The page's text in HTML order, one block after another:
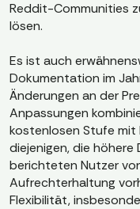
Reddit-Communities
lösen.
Es ist auch
Dokumentation im
Änderungen an der
Anpassungen
kostenlosen Stufe mit
diejenigen, die höhere
berichteten Nutzer
Aufrechterhaltung
Flexibilität,